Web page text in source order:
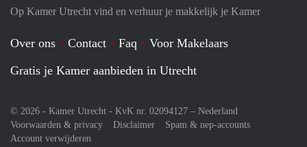
Op Kamer Utrecht vind en verhuur je makkelijk je Kamer
Over ons Contact Faq
Voor Makelaars
Gratis je Kamer aanbieden in Utrecht
© 2026 - Kamer Utrecht - KvK nr. 02094127 – Nederland
Voorwaarden & privacy
Disclaimer
Spam & nep-accounts
Account verwijderen